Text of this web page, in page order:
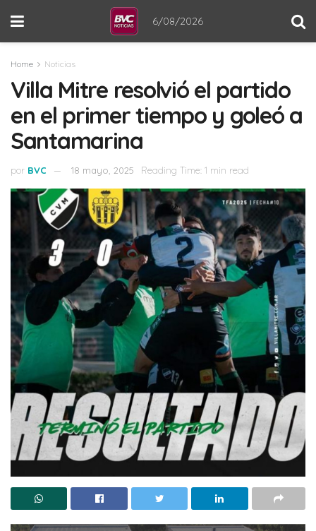
6/08/2026
Home Noticias
Villa Mitre resolvió el partido
en el primer tiempo y goleó a
Santamarina
por BVC 18 mayo, 2025 Reading Time: 1 min read